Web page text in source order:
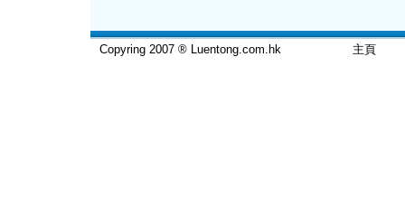
Copyring 2007 ® Luentong.com.hk 主頁